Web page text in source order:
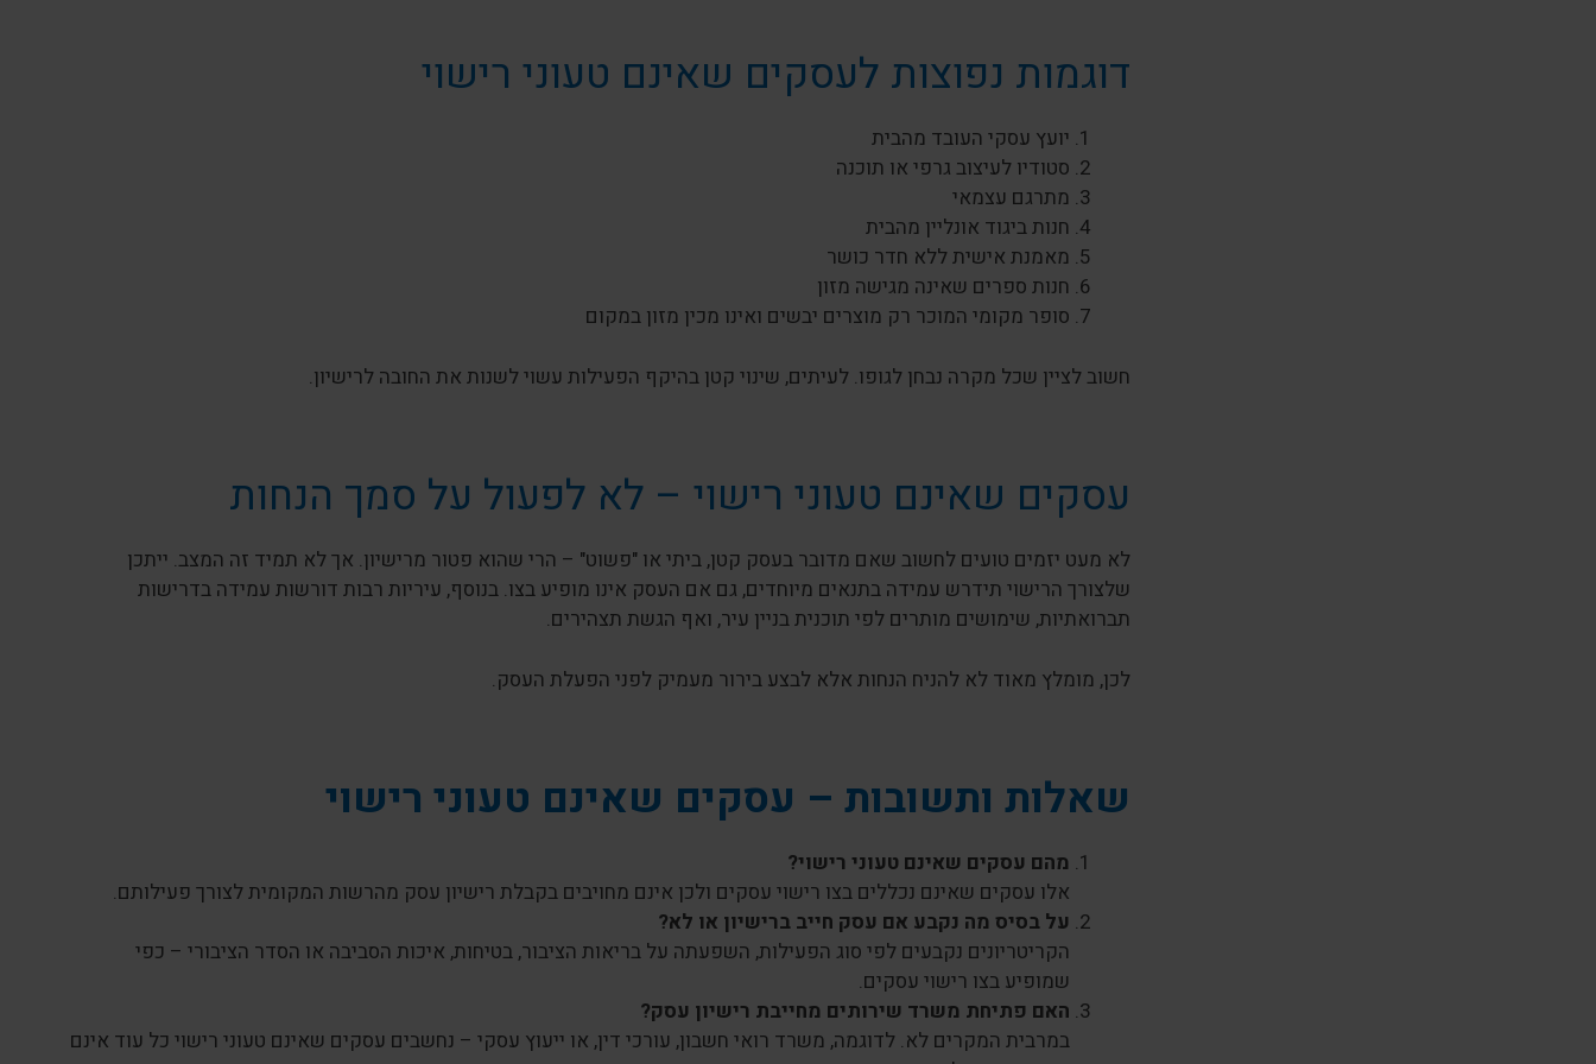
דוגמות נפוצות לעסקים שאינם טעוני רישוי
יועץ עסקי העובד מהבית
סטודיו לעיצוב גרפי או תוכנה
מתרגם עצמאי
חנות ביגוד אונליין מהבית
מאמנת אישית ללא חדר כושר
חנות ספרים שאינה מגישה מזון
סופר מקומי המוכר רק מוצרים יבשים ואינו מכין מזון במקום
חשוב לציין שכל מקרה נבחן לגופו. לעיתים, שינוי קטן בהיקף הפעילות עשוי לשנות את החובה לרישיון.
עסקים שאינם טעוני רישוי – לא לפעול על סמך הנחות
לא מעט יזמים טועים לחשוב שאם מדובר בעסק קטן, ביתי או "פשוט" – הרי שהוא פטור מרישיון. אך לא תמיד זה המצב. ייתכן
שלצורך הרישוי תידרש עמידה בתנאים מיוחדים, גם אם העסק אינו מופיע בצו. בנוסף, עיריות רבות דורשות עמידה בדרישות
תברואתיות, שימושים מותרים לפי תוכנית בניין עיר, ואף הגשת תצהירים.
לכן, מומלץ מאוד לא להניח הנחות אלא לבצע בירור מעמיק לפני הפעלת העסק.
שאלות ותשובות – עסקים שאינם טעוני רישוי
מהם עסקים שאינם טעוני רישוי?
אלו עסקים שאינם נכללים בצו רישוי עסקים ולכן אינם מחויבים בקבלת רישיון עסק מהרשות המקומית לצורך פעילותם.
על בסיס מה נקבע אם עסק חייב ברישיון או לא?
הקריטריונים נקבעים לפי סוג הפעילות, השפעתה על בריאות הציבור, בטיחות, איכות הסביבה או הסדר הציבורי – כפי
שמופיע בצו רישוי עסקים.
האם פתיחת משרד שירותים מחייבת רישיון עסק?
במרבית המקרים לא. לדוגמה, משרד רואי חשבון, עורכי דין, או ייעוץ עסקי – נחשבים עסקים שאינם טעוני רישוי כל עוד אינם